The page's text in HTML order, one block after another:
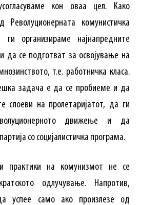
кон оваа цел. Како
Револуционерната комунистичка
ги организираме најнапредните
да се подготват за освојување на
т.е. работничка класа.
задача е да се пробиеме и да
слоеви на пролетаријатот, да ги
движење и да
со социјалистичка програма.
практики на комунизмот не се
одлучување. Напротив,
успее само ако произлезе од